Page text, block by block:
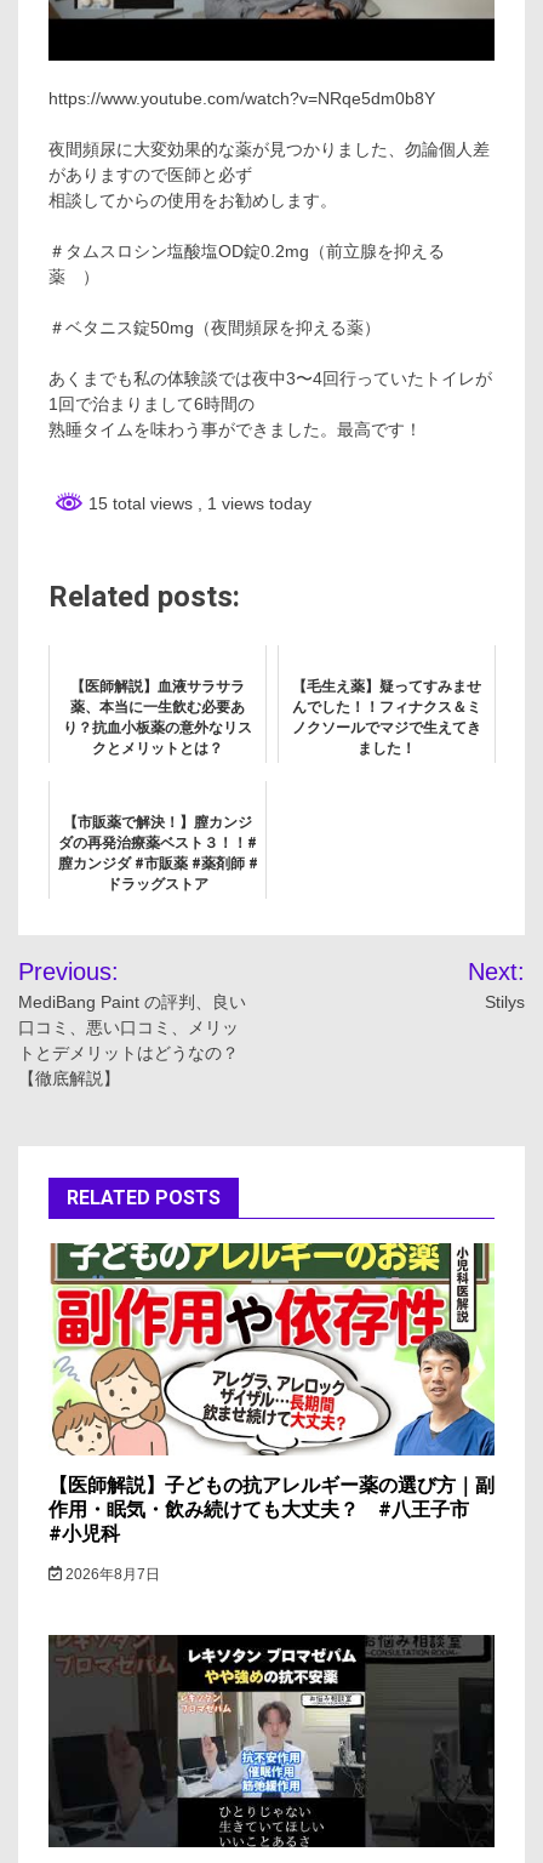
https://www.youtube.com/watch?v=NRqe5dm0b8Y
夜間頻尿に大変効果的な薬が見つかりました、勿論個人差
がありますので医師と必ず
相談してからの使用をお勧めします。
＃タムスロシン塩酸塩OD錠0.2mg（前立腺を抑える
薬 ）
＃ベタニス錠50mg（夜間頻尿を抑える薬）
あくまでも私の体験談では夜中3〜4回行っていたトイレが
1回で治まりまして6時間の
熟睡タイムを味わう事ができました。最高です！
15 total views , 1 views today
Related posts:
【医師解説】血液サラサラ
薬、本当に一生飲む必要あ
り？抗血小板薬の意外なリス
クとメリットとは？
【毛生え薬】疑ってすみませ
んでした！！フィナクス＆ミ
ノクソールでマジで生えてき
ました！
【市販薬で解決！】膣カンジ
ダの再発治療薬ベスト３！！#
膣カンジダ #市販薬 #薬剤師 #
ドラッグストア
投
稿
ナ
ー
シ
ョ
ン
Previous:
MediBang Paint の評判、良い
口コミ、悪い口コミ、メリッ
トとデメリットはどうなの？
【徹底解説】
Next:
Stilys
RELATED POSTS
【医師解説】子どもの抗アレルギー薬の選び方｜副
作用・眠気・飲み続けても大丈夫？ #八王子市
#小児科
2026年8月7日